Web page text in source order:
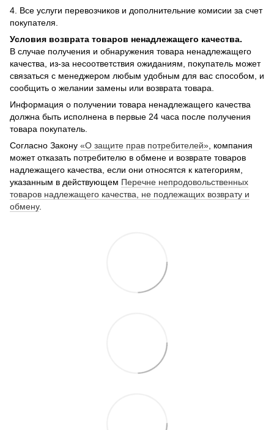
4. Все услуги перевозчиков и дополнительние комисии за счет
покупателя.
Условия возврата товаров ненадлежащего качества.
В случае получения и обнаружения товара ненадлежащего
качества, из-за несоответствия ожиданиям, покупатель может
связаться с менеджером любым удобным для вас способом, и
сообщить о желании замены или возврата товара.
Информация о получении товара ненадлежащего качества
должна быть исполнена в первые 24 часа после получения
товара покупатель.
Согласно Закону «О защите прав потребителей», компания
может отказать потребителю в обмене и возврате товаров
надлежащего качества, если они относятся к категориям,
указанным в действующем Перечне непродовольственных
товаров надлежащего качества, не подлежащих возврату и
обмену.